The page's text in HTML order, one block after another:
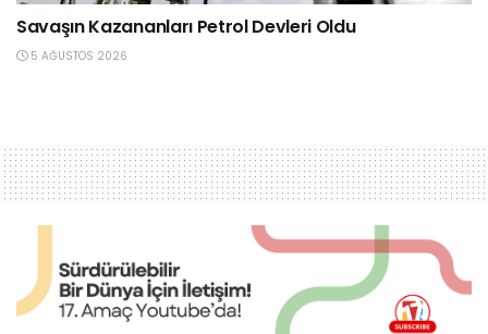
Savaşın Kazananları Petrol Devleri Oldu
5 AĞUSTOS 2026